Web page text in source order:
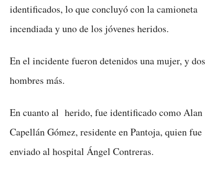
identificados, lo que concluyó con la camioneta
incendiada y uno de los jóvenes heridos.
En el incidente fueron detenidos una mujer, y dos
hombres más.
En cuanto al herido, fue identificado como Alan
Capellán Gómez, residente en Pantoja, quien fue
enviado al hospital Ángel Contreras.